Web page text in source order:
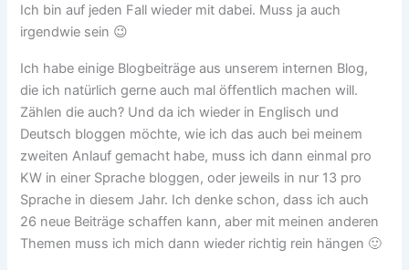
Ich bin auf jeden Fall wieder mit dabei. Muss ja auch
irgendwie sein 😉
Ich habe einige Blogbeiträge aus unserem internen Blog,
die ich natürlich gerne auch mal öffentlich machen will.
Zählen die auch? Und da ich wieder in Englisch und
Deutsch bloggen möchte, wie ich das auch bei meinem
zweiten Anlauf gemacht habe, muss ich dann einmal pro
KW in einer Sprache bloggen, oder jeweils in nur 13 pro
Sprache in diesem Jahr. Ich denke schon, dass ich auch
26 neue Beiträge schaffen kann, aber mit meinen anderen
Themen muss ich mich dann wieder richtig rein hängen 🙂